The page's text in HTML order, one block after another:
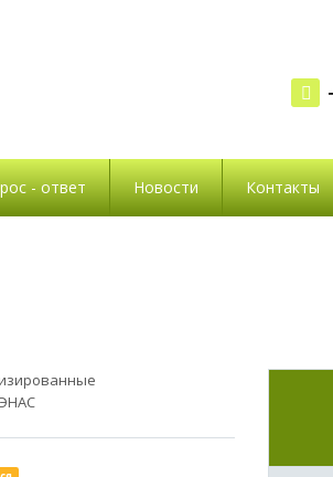
- ответ Новости Контакты